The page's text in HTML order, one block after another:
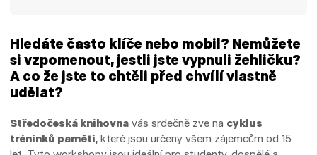
Hledáte často klíče nebo mobil? Nemůžete
si vzpomenout, jestli jste vypnuli žehličku?
A co že jste to chtěli před chvílí vlastně
udělat?
Středočeská knihovna vás srdečně zve na cyklus
tréninků paměti, které jsou určeny všem zájemcům od 15